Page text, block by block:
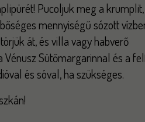
Pucoljuk meg a krumplit,
mennyiségű sózott
át, és villa vagy habverő
Sütőmargarinnal és a
és sóval, ha szükséges.